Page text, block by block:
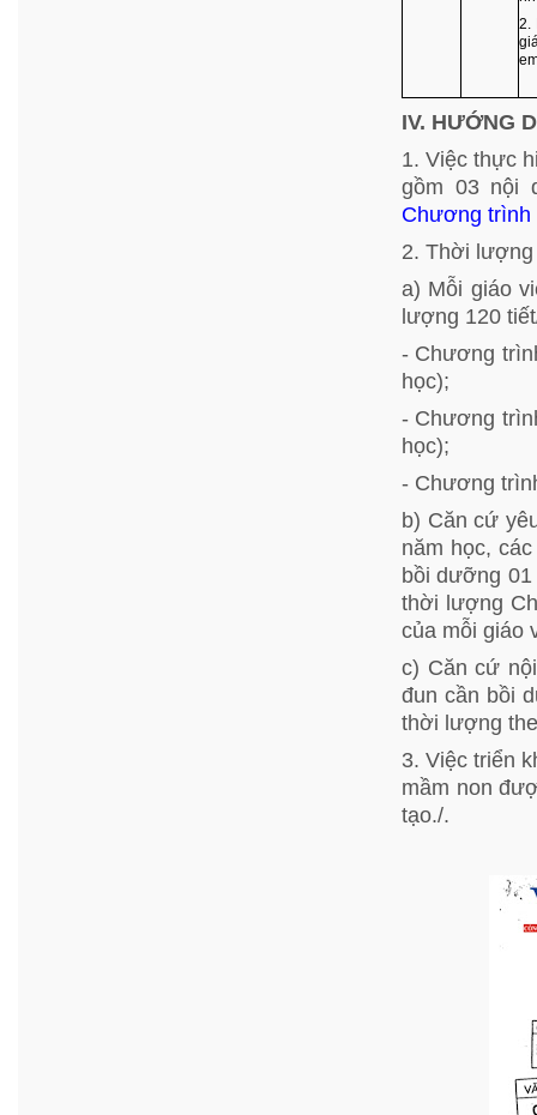
2.
IV. HƯỚNG
1. Việc thực
gồm 03 nội
Chương trình
2. Thời
a) Mỗi giáo
lượng 120
- Chương
học);
- Chương
học);
- Chương
b) Căn cứ
năm học,
bồi dưỡng
thời lượng
của mỗi giáo
c) Căn cứ
đun cần bồi
thời lượng
3. Việc triển
mầm non
tạo./.